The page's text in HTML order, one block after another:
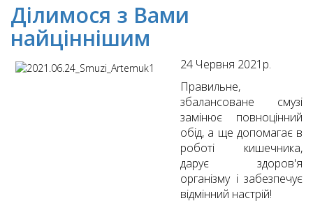
Ділимося з Вами
найціннішим
24 Червня 2021р.
Правильне,
збалансоване смузі
замінює повноцінний
обід, а ще допомагає в
роботі кишечника,
дарує здоров'я
організму і забезпечує
відмінний настрій!